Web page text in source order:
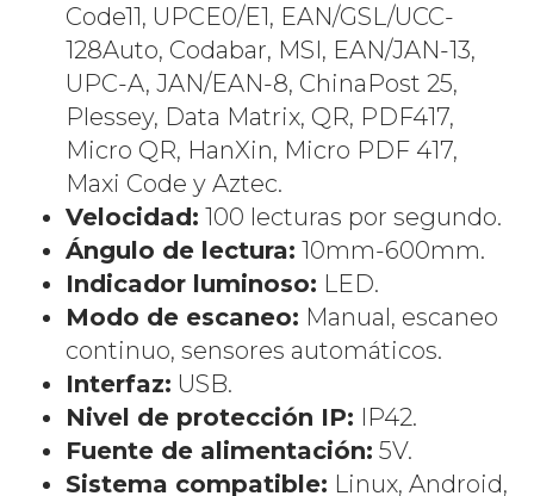
Code11, UPCE0/E1, EAN/GSL/UCC-
128Auto, Codabar, MSI, EAN/JAN-13,
UPC-A, JAN/EAN-8, ChinaPost 25,
Plessey, Data Matrix, QR, PDF417,
Micro QR, HanXin, Micro PDF 417,
Maxi Code y Aztec.
Velocidad: 100 lecturas por segundo.
Ángulo de lectura: 10mm-600mm.
Indicador luminoso: LED.
Modo de escaneo: Manual, escaneo
continuo, sensores automáticos.
Interfaz: USB.
Nivel de protección IP: IP42.
Fuente de alimentación: 5V.
Sistema compatible: Linux, Android,